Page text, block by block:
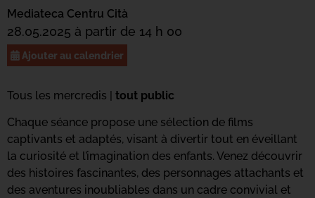
Mediateca Centru Cità
28.05.2025 à partir de 14 h 00
Ajouter au calendrier
Tous les mercredis | tout public
Chaque séance propose une sélection de films
captivants et adaptés, visant à divertir tout en éveillant
la curiosité et l’imagination des enfants. Venez découvrir
des histoires fascinantes, des personnages attachants et
des aventures inoubliables dans un cadre convivial et